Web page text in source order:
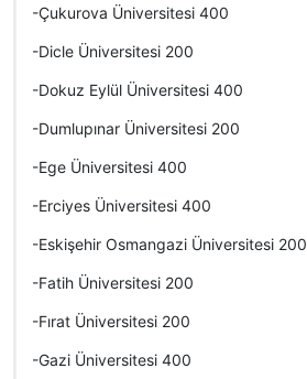
-Çukurova Üniversitesi 400
-Dicle Üniversitesi 200
-Dokuz Eylül Üniversitesi 400
-Dumlupınar Üniversitesi 200
-Ege Üniversitesi 400
-Erciyes Üniversitesi 400
-Eskişehir Osmangazi Üniversitesi 200
-Fatih Üniversitesi 200
-Fırat Üniversitesi 200
-Gazi Üniversitesi 400